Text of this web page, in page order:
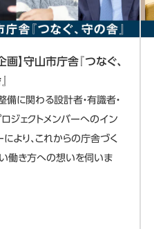
画】守山市庁舎『つなぐ、
備に関わる設計者・有識者・
ロジェクトメンバーへのイン
により、これからの庁舎づく
い働き方への想いを伺いま